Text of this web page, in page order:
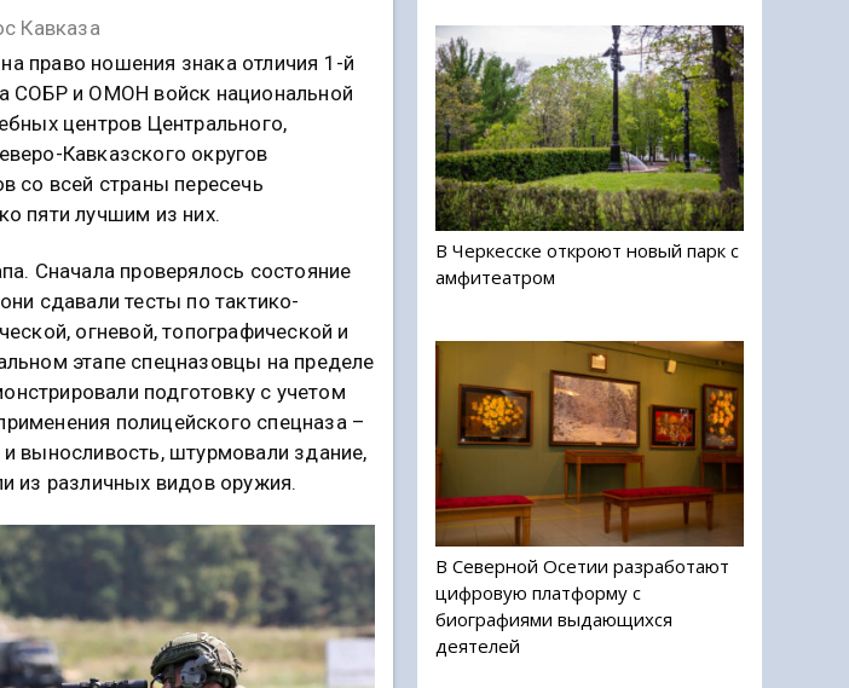
Кавказа
право ношения знака отличия 1-й
СОБР и ОМОН войск национальной
центров Центрального,
Кавказского округов
со всей страны пересечь
пяти лучшим из них.
Сначала проверялось состояние
сдавали тесты по тактико-
огневой, топографической и
этапе спецназовцы на пределе
подготовку с учетом
полицейского спецназа –
выносливость, штурмовали здание,
из различных видов оружия.
В Черкесске откроют новый парк с
амфитеатром
В Северной Осетии разработают
цифровую платформу с
биографиями выдающихся
деятелей